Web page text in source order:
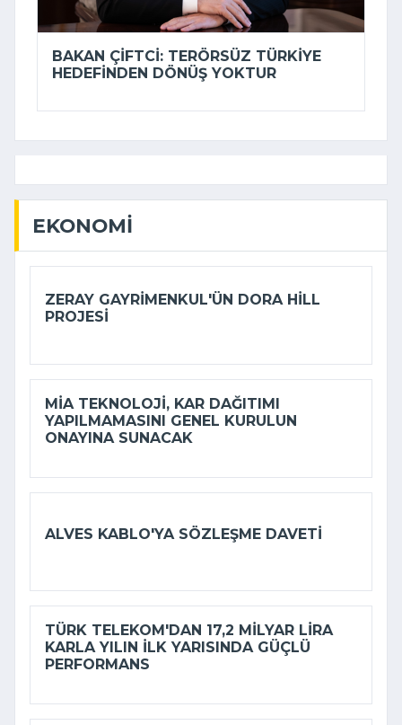
BAKAN ÇIFTCI: TERÖRSÜZ TÜRKIYE
HEDEFINDEN DÖNÜŞ YOKTUR
EKONOMI
ZERAY GAYRIMENKUL'ÜN DORA HILL
PROJESI
MİA TEKNOLOJI, KAR DAĞITIMI
YAPILMAMASINI GENEL KURULUN
ONAYINA SUNACAK
ALVES KABLO'YA SÖZLEŞME DAVETI
TÜRK TELEKOM'DAN 17,2 MILYAR LIRA
KARLA YILIN ILK YARISINDA GÜÇLÜ
PERFORMANS